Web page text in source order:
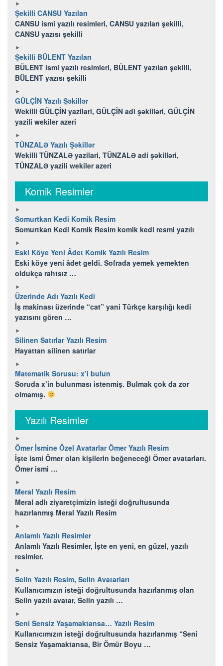
Şekilli CANSU Yazıları
CANSU ismi yazılı resimleri, CANSU yazıları şekilli,
CANSU yazısı şekilli
Şekilli BÜLENT Yazıları
BÜLENT ismi yazılı resimleri, BÜLENT yazıları şekilli,
BÜLENT yazısı şekilli
GÜLÇİN Yazılı Şəkillər
Wekilli GÜLÇİN yazilari, GÜLÇİN adi şəkilləri, GÜLÇİN
yazili wekiler azeri
TÜNZALƏ Yazılı Şəkillər
Wekilli TÜNZALƏ yazilari, TÜNZALƏ adi şəkilləri,
TÜNZALƏ yazili wekiler azeri
Komik Resimler
Somurtkan Kedi Komik Resim
Somurtkan Kedi Komik Resim komik kedi resmi yazılı
Eski Köye Yeni Âdet Komik Yazılı Resim
Eski köye yeni âdet geldi. Sofrada yemek yemekten
oldukça rahtsız …
Üzerinde Adı Yazılı Kedi
İş makinası üzerinde “cat” yani Türkçe karşılığı kedi
yazısını gören …
Silinen Satırlar Yazılı Resim
Hayattan silinen satırlar
Matematik Sorusu: x’i bulun
Soruda x’in bulunması istenmiş. Bulmak çok da zor
olmamış.
Yazılı Resimler
Ömer İsmine Özel Avatarlar Ömer Yazılı Resim
İşte ismi Ömer olan kişilerin beğeneceği Ömer avatarları.
Ömer ismi …
Meral Yazılı Resim
Meral adlı ziyaretçimizin isteği doğrultusunda
hazırlanmış Meral Yazılı Resim
Anlamlı Yazılı Resimler
Anlamlı Yazılı Resimler, İşte en yeni, en güzel, yazılı
resimler.
Selin Yazılı Resim, Selin Avatarları
Kullanıcımızın isteği doğrultusunda hazırlanmış olan
Selin yazılı avatar, Selin yazılı …
Seni Sensiz Yaşamaktansa… Yazılı Resim
Kullanıcımızın isteği doğrultusunda hazırlanmış “Seni
Sensiz Yaşamaktansa, Bir Ömür Boyu …